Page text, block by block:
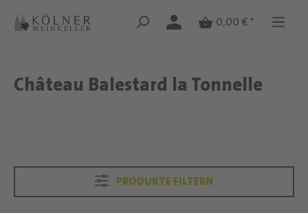
Zum Hauptinhalt springen
Zum Hauptinhalt springen
0,00 € *
Text überspringen
Château Balestard la Tonnelle
Text überspringen
PRODUKTE FILTERN